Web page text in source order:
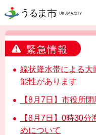
うるま市
緊急情報
線状降水帯による大
能性があります
【8月7日】市役所
【8月7日】0時30
めについて